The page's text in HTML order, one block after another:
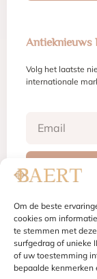
Om de beste
cookies om
te stemmen met
surfgedrag of unieke
of uw toestemming
bepaalde kenmerken
Antieknieuws
Volg het laatste
internationale
Juridische